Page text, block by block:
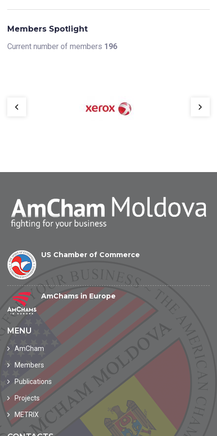
Members Spotlight
Current number of members 196
US Chamber of Commerce
AmChams in Europe
MENU
AmCham
Members
Publications
Projects
METRIX